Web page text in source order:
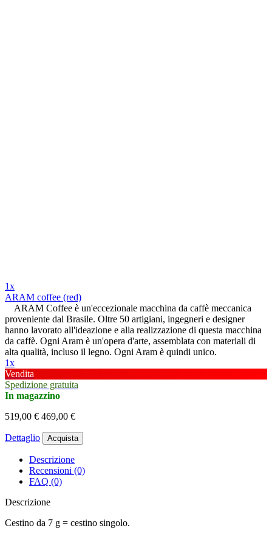
1x
ARAM coffee (red)
ARAM Coffee è un'eccezionale macchina da caffè meccanica
proveniente dal Brasile. Oltre 50 artigiani, ingegneri e designer
hanno lavorato all'ideazione e alla realizzazione di questa macchina
da caffè. Ogni Aram è un'opera d'arte, assemblata con materiali di
alta qualità, incluso il legno. Ogni Aram è quindi unico.
1x
Vendita
Spedizione gratuita
In magazzino
519,00 € 469,00 €
Dettaglio Acquista
Descrizione
Recensioni (0)
FAQ (0)
Descrizione
Cestino da 7 g = cestino singolo.